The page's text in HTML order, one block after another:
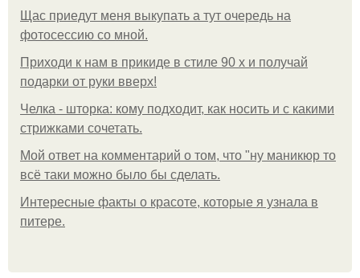
Щас приедут меня выкупать а тут очередь на
фотосессию со мной.
Приходи к нам в прикиде в стиле 90 х и получай
подарки от руки вверх!
Челка - шторка: кому подходит, как носить и с какими
стрижками сочетать.
Мой ответ на комментарий о том, что "ну маникюр то
всё таки можно было бы сделать.
Интересные факты о красоте, которые я узнала в
питере.